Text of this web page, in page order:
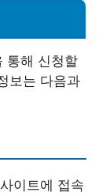
통해 신청할
보는 다음과
이트에 접속